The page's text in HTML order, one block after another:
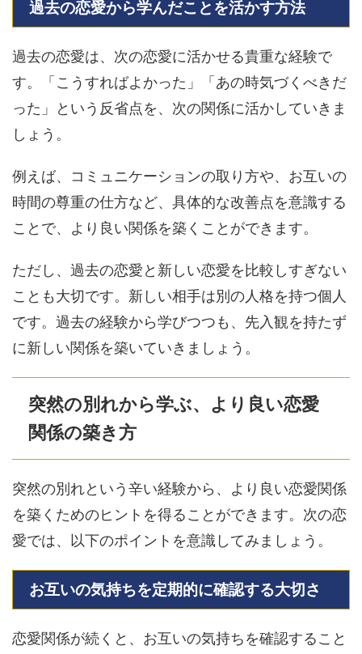
過去の恋愛から学んだことを活かす方法
過去の恋愛は、次の恋愛に活かせる貴重な経験で
す。「こうすればよかった」「あの時気づくべきだ
った」という反省点を、次の関係に活かしていきま
しょう。
例えば、コミュニケーションの取り方や、お互いの
時間の尊重の仕方など、具体的な改善点を意識する
ことで、より良い関係を築くことができます。
ただし、過去の恋愛と新しい恋愛を比較しすぎない
ことも大切です。新しい相手は別の人格を持つ個人
です。過去の経験から学びつつも、先入観を持たず
に新しい関係を築いていきましょう。
突然の別れから学ぶ、より良い恋愛
関係の築き方
突然の別れという辛い経験から、より良い恋愛関係
を築くためのヒントを得ることができます。次の恋
愛では、以下のポイントを意識してみましょう。
お互いの気持ちを定期的に確認する大切さ
恋愛関係が続くと、お互いの気持ちを確認すること